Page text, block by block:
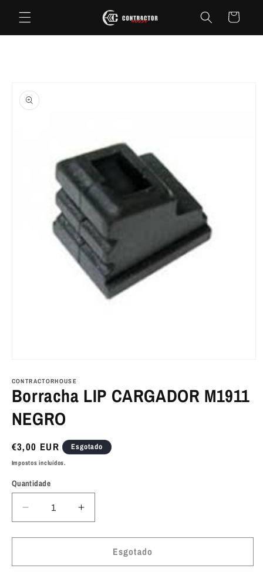
para o
conteúdo
Carrinho
informação
do produto
multimédia
1
em
CONTRACTORHOUSE
Borracha LIP CARGADOR M1911
NEGRO
Preço
normal
€3,00 EUR Esgotado
Impostos incluídos.
Quantidade
Diminuir
a
quantidade
Borracha
Aumentar
a
quantidade
Borracha
Esgotado